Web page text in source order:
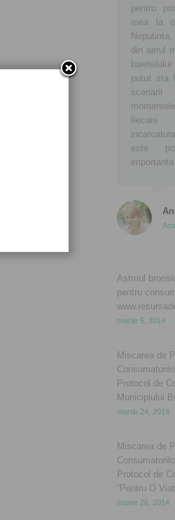
pentru
mea la
din aerul
putut sta
fiecare
este
Astmul
pentru
martie 5, 2014
Miscarea de
Protocol de
Municipiului
martie 24, 2014
Miscarea de
Protocol de
“Pentru O
martie 26, 2014